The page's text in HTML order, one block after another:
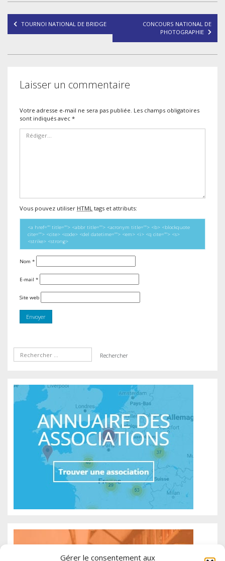
Gérer le consentement aux
Navigation
de
TOURNOI NATIONAL DE BRIDGE
CONCOURS NATIONAL DE
PHOTOGRAPHIE
Laisser un commentaire
Votre adresse e-mail ne sera pas publiée. Les champs obligatoires
sont indiqués avec *
Vous pouvez utiliser HTML tags et attributs:
<a href="" title=""> <abbr title=""> <acronym title=""> <b> <blockquote
cite=""> <cite> <code> <del datetime=""> <em> <i> <q cite=""> <s>
<strike> <strong>
Nom *
E-mail *
Site web